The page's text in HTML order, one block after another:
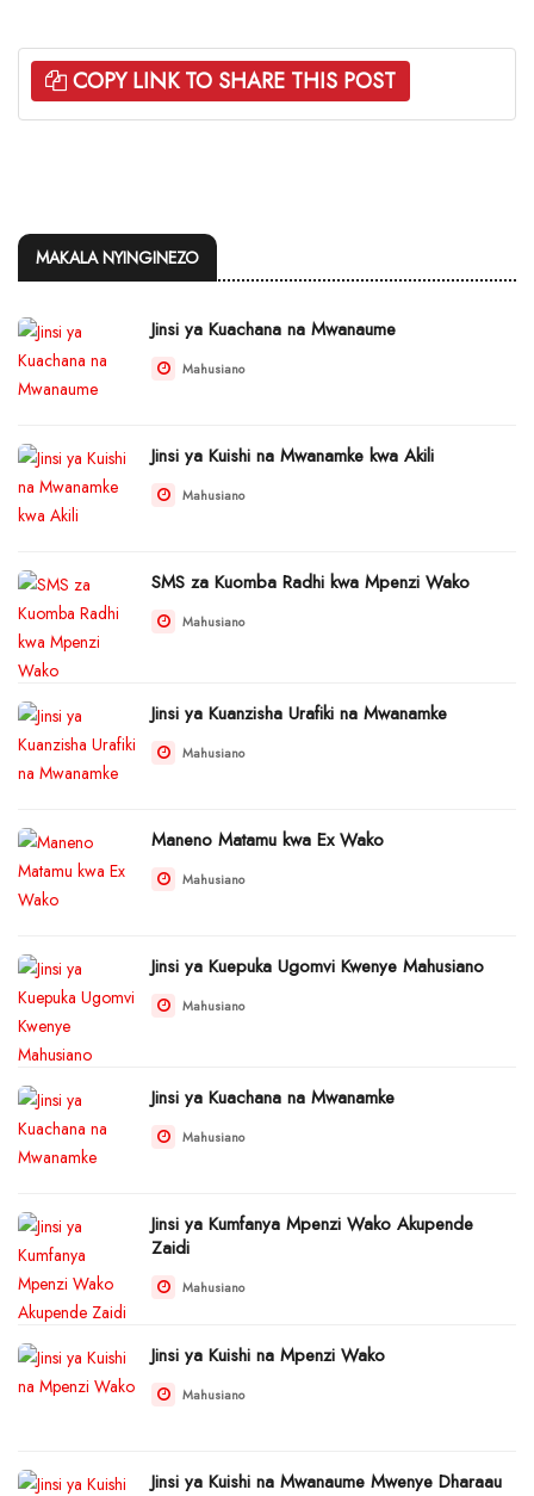
COPY LINK TO SHARE THIS POST
MAKALA NYINGINEZO
Jinsi ya Kuachana na Mwanaume
Mahusiano
Jinsi ya Kuishi na Mwanamke kwa Akili
Mahusiano
SMS za Kuomba Radhi kwa Mpenzi Wako
Mahusiano
Jinsi ya Kuanzisha Urafiki na Mwanamke
Mahusiano
Maneno Matamu kwa Ex Wako
Mahusiano
Jinsi ya Kuepuka Ugomvi Kwenye Mahusiano
Mahusiano
Jinsi ya Kuachana na Mwanamke
Mahusiano
Jinsi ya Kumfanya Mpenzi Wako Akupende
Zaidi
Mahusiano
Jinsi ya Kuishi na Mpenzi Wako
Mahusiano
Jinsi ya Kuishi na Mwanaume Mwenye Dharaau